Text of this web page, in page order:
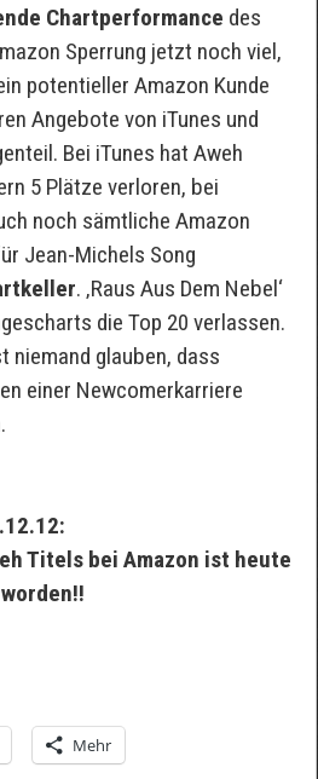
Chartperformance des
Sperrung jetzt noch viel,
potentieller Amazon Kunde
Angebote von iTunes und
Bei iTunes hat Aweh
5 Plätze verloren, bei
noch sämtliche Amazon
Jean-Michels Song
. ‚Raus Aus Dem Nebel‘
die Top 20 verlassen.
niemand glauben, dass
einer Newcomerkarriere
Titels bei Amazon ist heute
Mehr